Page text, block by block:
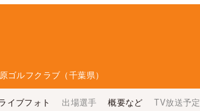
ゴルフクラブ（千葉県）
イブフォト 出場選手 概要など TV放送予定